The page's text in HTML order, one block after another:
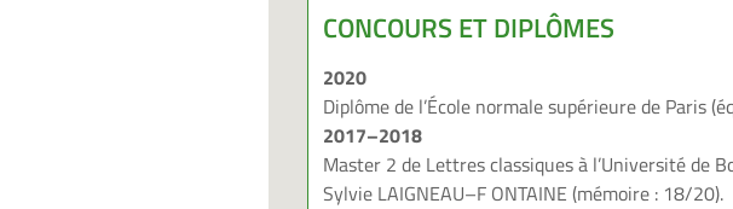
CONCOURS ET DIPLÔMES
2020
Diplôme de l’École normale supérieurede Paris
2017–2018
Master 2 de Lettres classiques à l’Université de
Sylvie LAIGNEAU–F ONTAINE (mémoire : 18/20).